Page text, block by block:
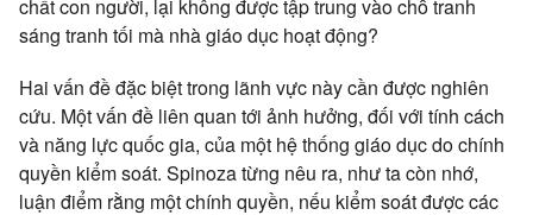
chất con người, lại không được tập trung vào chỗ tranh
sáng tranh tối mà nhà giáo dục hoạt động?
Hai vấn đề đặc biệt trong lãnh vực này cần được nghiên
cứu. Một vấn đề liên quan tới ảnh hưởng, đối với tính cách
và năng lực quốc gia, của một hệ thống giáo dục do chính
quyền kiểm soát. Spinoza từng nêu ra, như ta còn nhớ,
luận điểm rằng một chính quyền, nếu kiểm soát được các